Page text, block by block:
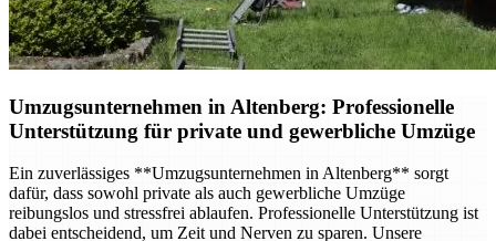
Umzugsunternehmen in Altenberg: Professionelle
Unterstützung für private und gewerbliche Umzüge
Ein zuverlässiges **Umzugsunternehmen in Altenberg** sorgt
dafür, dass sowohl private als auch gewerbliche Umzüge
reibungslos und stressfrei ablaufen. Professionelle Unterstützung ist
dabei entscheidend, um Zeit und Nerven zu sparen. Unsere